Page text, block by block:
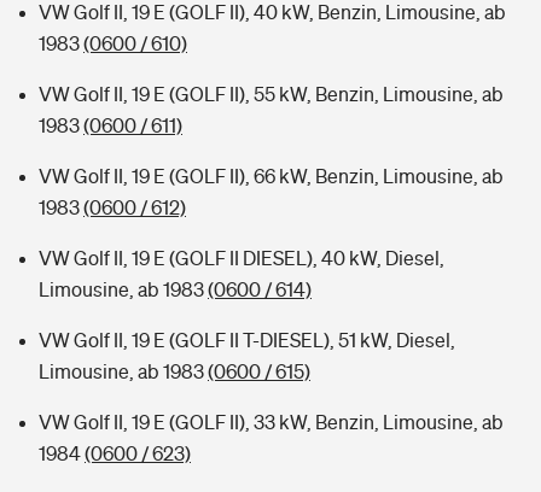
Sie haben Fragen?
Zur Übersicht
Kinderunfall-Check: Mehr Sicherheit für deine Kids
Typklassen: So ist Ihr Auto eingestuft
Sie haben Fragen?
VW Golf II, 19 E (GOLF II), 40 kW, Benzin, Limousine, ab
1983(0600 / 610)
VW Golf II, 19 E (GOLF II), 55 kW, Benzin, Limousine, ab
1983(0600 / 611)
VW Golf II, 19 E (GOLF II), 66 kW, Benzin, Limousine, ab
1983(0600 / 612)
VW Golf II, 19 E (GOLF II DIESEL), 40 kW, Diesel,
Limousine, ab 1983(0600 / 614)
VW Golf II, 19 E (GOLF II T-DIESEL), 51 kW, Diesel,
Limousine, ab 1983(0600 / 615)
VW Golf II, 19 E (GOLF II), 33 kW, Benzin, Limousine, ab
1984(0600 / 623)